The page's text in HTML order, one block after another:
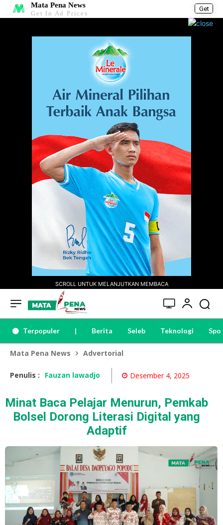
Get
Mata Pena News
Get In Ad Prices
SCROLL UNTUK MELANJUTKAN MEMBACA
Terpopuler | Berita Seleb Teknologi
Mata Pena News Advertorial
Penulis : Fauzan lawadjo Desember 4, 2025
Minat Baca Pelajar Menurun, Pemkab
Bolsel Dorong Literasi Digital yang
Adaptif